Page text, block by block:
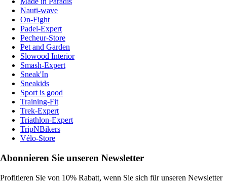
Nauti-wave
On-Fight
Padel-Expert
Pecheur-Store
Pet and Garden
Slowood Interior
Smash-Expert
Sneak'In
Sneakids
Sport is good
Training-Fit
Trek-Expert
Triathlon-Expert
TripNBikers
Vélo-Store
Abonnieren Sie unseren Newsletter
Profitieren Sie von 10% Rabatt, wenn Sie sich für unseren Newsletter